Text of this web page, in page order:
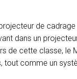
de
dans un
de cette classe, le
tout comme un